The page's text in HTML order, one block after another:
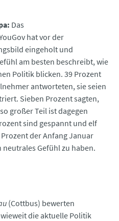
Das
hat vor der
eingeholt und
am besten beschreibt, wie
Politik blicken. 39 Prozent
antworteten, sie seien
Sieben Prozent sagten,
großer Teil ist dagegen
sind gespannt und elf
der Anfang Januar
neutrales Gefühl zu haben.
(Cottbus) bewerten
die aktuelle Politik